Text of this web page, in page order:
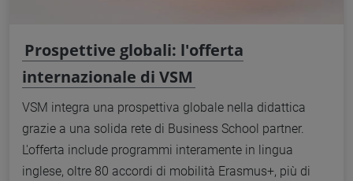
Prospettive globali: l'offerta
internazionale di VSM
VSM integra una prospettiva globale nella didattica
grazie a una solida rete di Business School partner.
L'offerta include programmi interamente in lingua
inglese, oltre 80 accordi di mobilità Erasmus+, più di